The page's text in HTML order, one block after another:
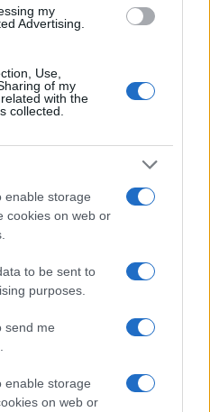
my
Advertising.
Use,
of my
with the
collected.
enable storage
cookies on web or
to be sent to
purposes.
send me
enable storage
on web or
canale della Manica; ha
all’Agenzia nazionale
l’immigrazione
accordo con
di un terzo dei
2022, che prevede il
britannico addetto ai
capitale albanese,
procedure di
respinti.
firmatoun accordo con
finanzierà con ulteriori
degli agenti e
Manica.